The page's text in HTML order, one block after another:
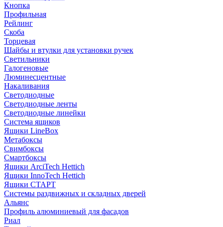
Кнопка
Профильная
Рейлинг
Скоба
Торцевая
Шайбы и втулки для установки ручек
Светильники
Галогеновые
Люминесцентные
Накаливания
Светодиодные
Светодиодные ленты
Светодиодные линейки
Система ящиков
Ящики LineBox
Метабоксы
Свимбоксы
Смартбоксы
Ящики ArciTech Hettich
Ящики InnoTech Hettich
Ящики СТАРТ
Системы раздвижных и складных дверей
Альянс
Профиль алюминиевый для фасадов
Риал